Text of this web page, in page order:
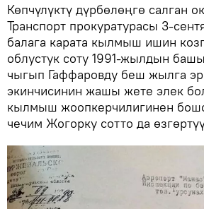
Көпчүлүктү дүрбөлөңгө салган
Транспорт прокуратурасы 3-
балага карата кылмыш ишин
облустук соту 1991-жылдын
чыгып Гаффаровду беш жылга
экинчисинин жашы жете элек
кылмыш жоопкерчилигинен
чечим Жогорку сотто да